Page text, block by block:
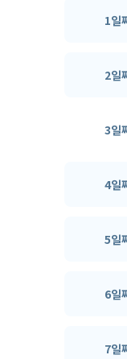
1일
2일
3일
4일
5일
6일
7일